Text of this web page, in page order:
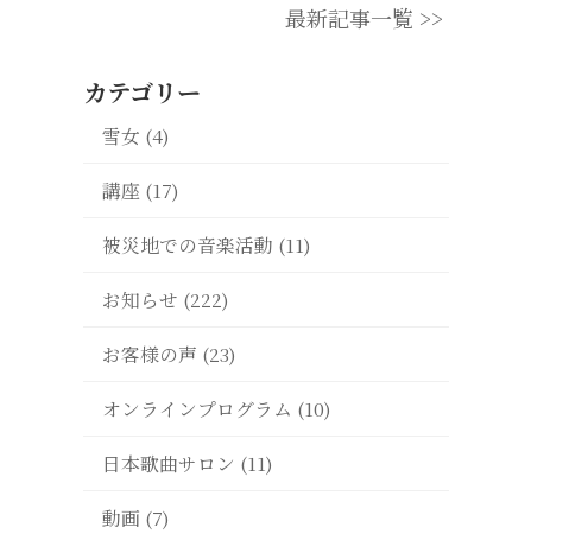
最新記事一覧 >>
カテゴリー
雪女 (4)
講座 (17)
被災地での音楽活動 (11)
お知らせ (222)
お客様の声 (23)
オンラインプログラム (10)
日本歌曲サロン (11)
動画 (7)